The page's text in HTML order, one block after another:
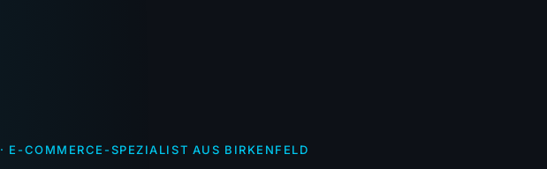
· E-COMMERCE-SPEZIALIST AUS BIRKENFELD